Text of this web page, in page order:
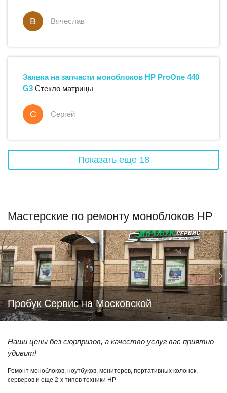
В Вячеслав
Заявка на запчасти моноблоков HP ProOne 440
G3 Стекло матрицы
С Сергей
Показать еще 18
Мастерские по ремонту моноблоков HP
Пробук Сервис на Московской
Наши цены без сюрпризов, а качество услуг вас приятно
удивит!
Ремонт моноблоков, ноутбуков, мониторов, портативных колонок,
серверов и еще 2-х типов техники HP